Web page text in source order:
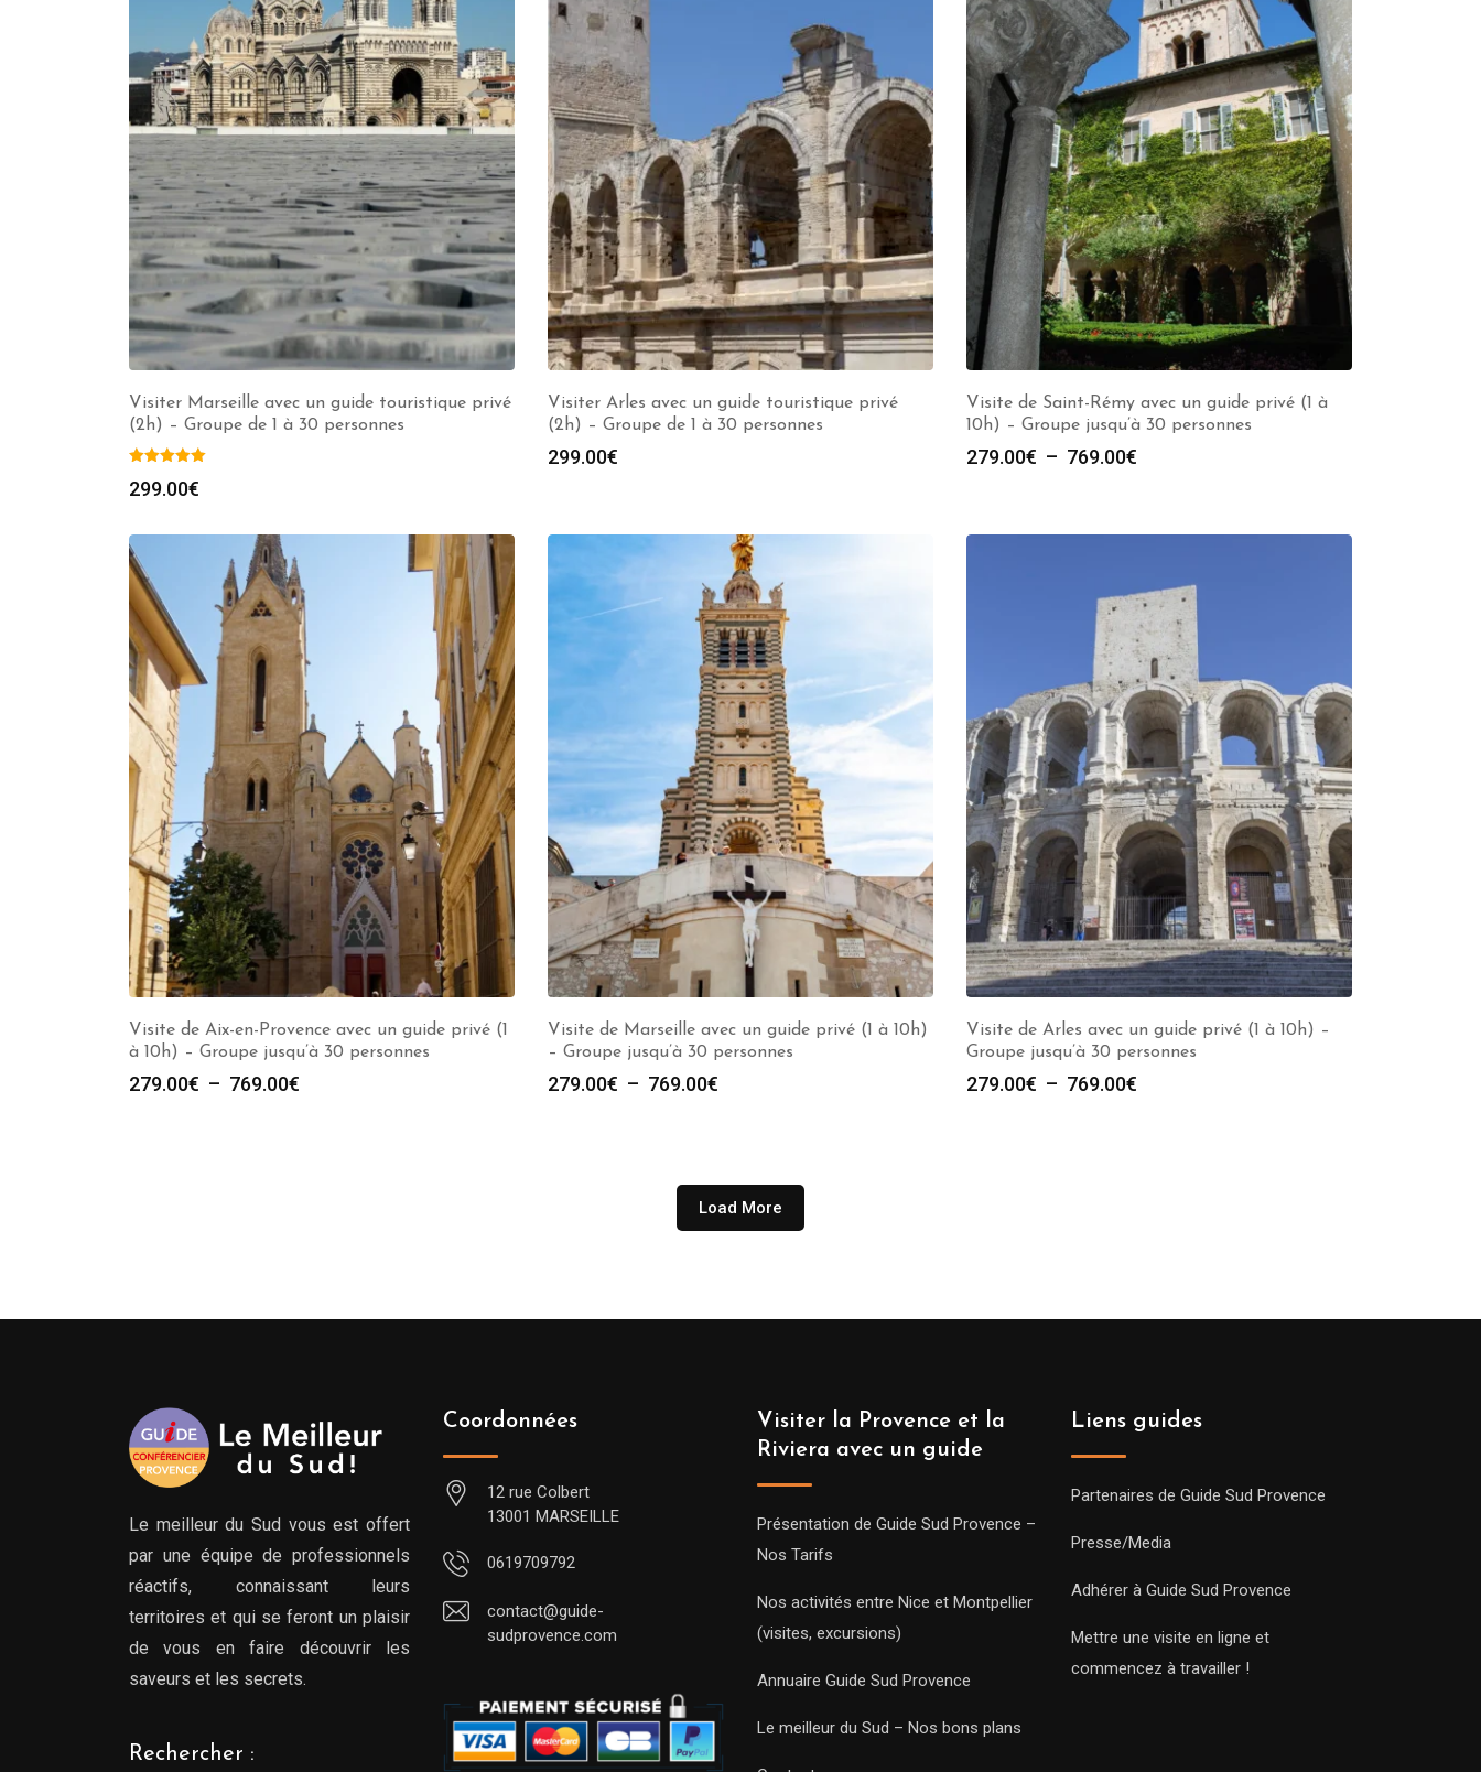
Visiter Marseille avec un guide touristique privé
(2h) – Groupe de 1 à 30 personnes
299.00€
Visiter Arles avec un guide touristique privé
(2h) – Groupe de 1 à 30 personnes
299.00€
Visite de Saint-Rémy avec un guide privé (1 à
10h) – Groupe jusqu’à 30 personnes
279.00€ – 769.00€
279.00€
769.00€
Visite de Aix-en-Provence avec un guide privé (1
à 10h) – Groupe jusqu’à 30 personnes
279.00€ – 769.00€
Visite de Marseille avec un guide privé (1 à 10h)
– Groupe jusqu’à 30 personnes
279.00€ – 769.00€
à
769.00€
Visite de Arles avec un guide privé (1 à 10h) –
Groupe jusqu’à 30 personnes
279.00€ – 769.00€
Load More
Le meilleur du Sud vous est offert
par une équipe de professionnels
réactifs, connaissant leurs
territoires et qui se feront un plaisir
de vous en faire découvrir les
saveurs et les secrets.
Rechercher :
Coordonnées
12 rue Colbert
13001 MARSEILLE
0619709792
contact@guide-
sudprovence.com
Visiter la Provence et la
Riviera avec un guide
Présentation de Guide Sud Provence –
Nos Tarifs
Nos activités entre Nice et Montpellier
(visites, excursions)
Annuaire Guide Sud Provence
Le meilleur du Sud – Nos bons plans
Liens guides
Partenaires de Guide Sud Provence
Presse/Media
Adhérer à Guide Sud Provence
Mettre une visite en ligne et
commencez à travailler !